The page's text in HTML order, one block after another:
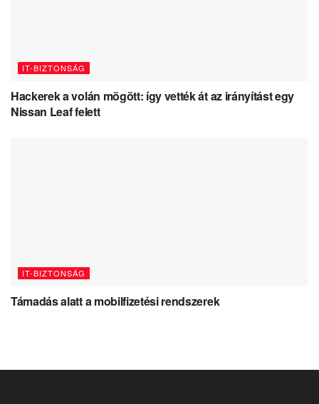
IT-BIZTONSÁG
Hackerek a volán mögött: így vették át az irányítást egy
Nissan Leaf felett
IT-BIZTONSÁG
Támadás alatt a mobilfizetési rendszerek